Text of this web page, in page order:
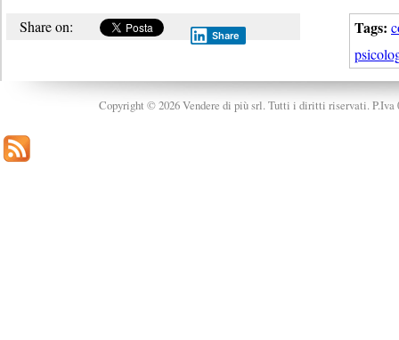
Tags:
Share on: Share
Copyright © 2026 Vendere di più srl. Tutti i diritti riservati. P.Iva